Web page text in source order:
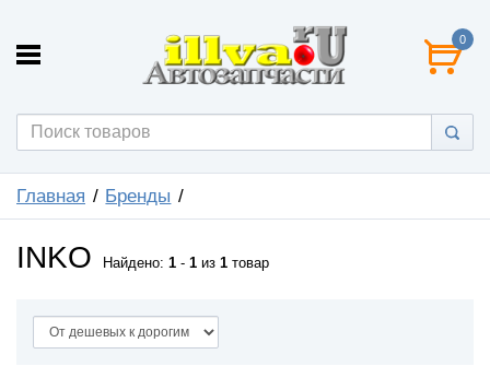
0
Главная Бренды
INKO Найдено: 1 - 1 из 1 товар